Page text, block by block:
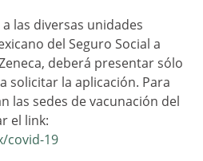
las diversas unidades
del Seguro Social a
deberá presentar sólo
solicitar la aplicación. Para
las sedes de vacunación del
el link:
covid-19